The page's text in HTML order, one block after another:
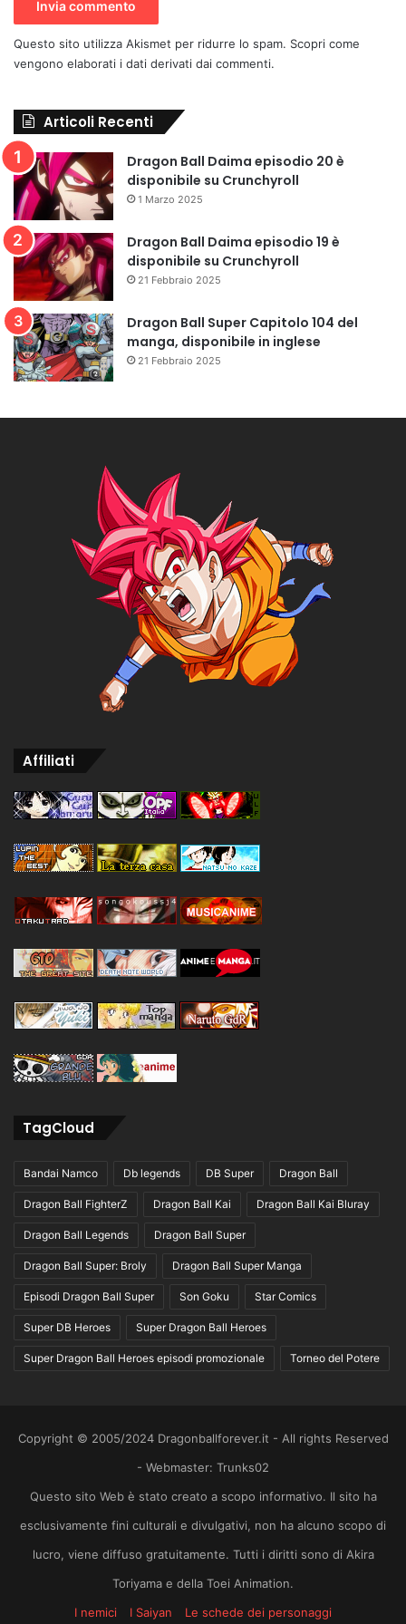
Questo sito utilizza Akismet per ridurre lo spam. Scopri come
vengono elaborati i dati derivati dai commenti.
Articoli Recenti
Dragon Ball Daima episodio 20 è
disponibile su Crunchyroll
1 Marzo 2025
Dragon Ball Daima episodio 19 è
disponibile su Crunchyroll
21 Febbraio 2025
Dragon Ball Super Capitolo 104 del
manga, disponibile in inglese
21 Febbraio 2025
Affiliati
TagCloud
Bandai Namco Db legends DB Super Dragon Ball
Dragon Ball FighterZ Dragon Ball Kai Dragon Ball Kai Bluray
Dragon Ball Legends Dragon Ball Super
Dragon Ball Super: Broly Dragon Ball Super Manga
Episodi Dragon Ball Super Son Goku Star Comics
Super DB Heroes Super Dragon Ball Heroes
Super Dragon Ball Heroes episodi promozionale Torneo del Potere
Copyright © 2005/2024 Dragonballforever.it - All rights Reserved
- Webmaster: Trunks02
Questo sito Web è stato creato a scopo informativo. Il sito ha
esclusivamente fini culturali e divulgativi, non ha alcuno scopo di
lucro, viene diffuso gratuitamente. Tutti i diritti sono di Akira
Toriyama e della Toei Animation.
I nemici
I Saiyan Le schede dei personaggi